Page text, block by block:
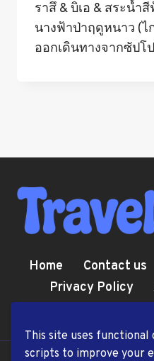
This site uses functional
scripts to improve your
ราสึ & บิเอ & สระน้ำ
นางฟ้าป่าฤดูหนาว (
ออกเดินทางจากซัปโ
Home Contact us
Privacy Policy